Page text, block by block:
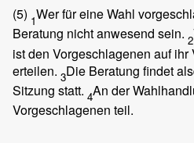
(5) 1Wer für eine Wahl
Beratung nicht anwesend sein. 2
ist den Vorgeschlagenen auf ihr
erteilen. 3Die Beratung findet
Sitzung statt. 4An der
Vorgeschlagenen teil.